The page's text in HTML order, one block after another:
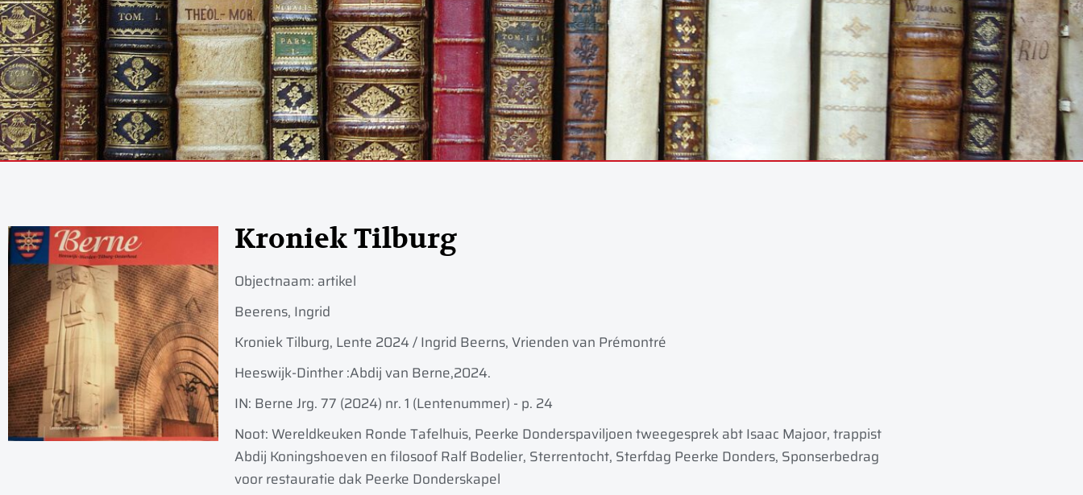
Kroniek Tilburg
Objectnaam: artikel
Beerens, Ingrid
Kroniek Tilburg, Lente 2024 / Ingrid Beerns, Vrienden van Prémontré
Heeswijk-Dinther :Abdij van Berne,2024.
IN: Berne Jrg. 77 (2024) nr. 1 (Lentenummer) - p. 24
Noot: Wereldkeuken Ronde Tafelhuis, Peerke Donderspaviljoen tweegesprek abt Isaac Majoor, trappist
Abdij Koningshoeven en filosoof Ralf Bodelier, Sterrentocht, Sterfdag Peerke Donders, Sponserbedrag
voor restauratie dak Peerke Donderskapel